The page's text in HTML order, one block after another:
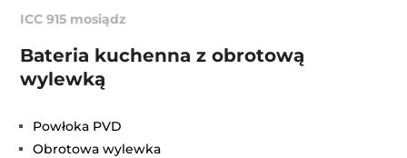
ICC 915 mosiądz
Bateria kuchenna z obrotową
wylewką
Powłoka PVD
Obrotowa wylewka